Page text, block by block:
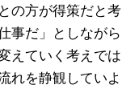
の方が得策だと考
事だ」としながら
えていく考えでは
れを静観していよ